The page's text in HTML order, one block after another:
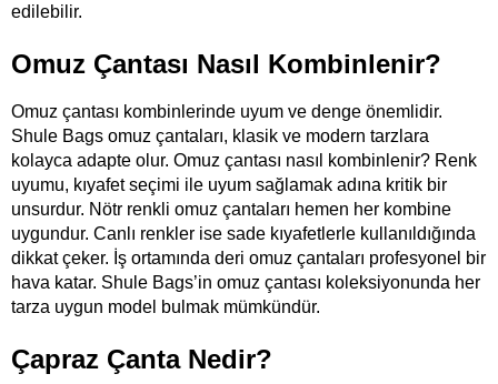
edilebilir.
Omuz Çantası Nasıl Kombinlenir?
Omuz çantası kombinlerinde uyum ve denge önemlidir.
Shule Bags omuz çantaları, klasik ve modern tarzlara
kolayca adapte olur. Omuz çantası nasıl kombinlenir? Renk
uyumu, kıyafet seçimi ile uyum sağlamak adına kritik bir
unsurdur. Nötr renkli omuz çantaları hemen her kombine
uygundur. Canlı renkler ise sade kıyafetlerle kullanıldığında
dikkat çeker. İş ortamında deri omuz çantaları profesyonel bir
hava katar. Shule Bags’in omuz çantası koleksiyonunda her
tarza uygun model bulmak mümkündür.
Çapraz Çanta Nedir?